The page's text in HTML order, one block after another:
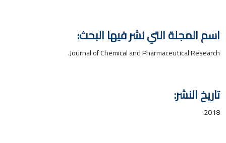
اسم المجلة التي نشر فيها البحث:
Journal of Chemical and Pharmaceutical Research.
تاريخ النشر:
2018.